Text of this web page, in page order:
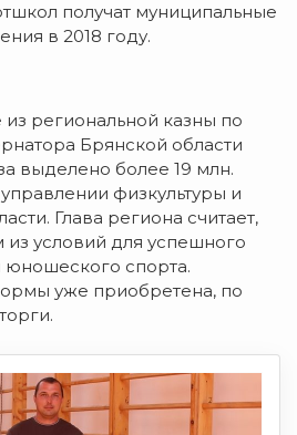
получат муниципальные
в 2018 году.
региональной казны по
Брянской области
выделено более 19 млн.
физкультуры и
Глава региона считает,
из условий для успешного
юношеского спорта.
уже приобретена, по